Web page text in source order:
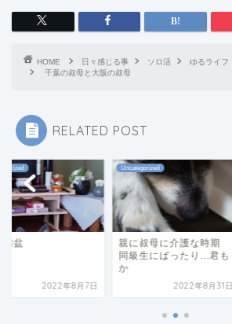
HOME 日々感じる事 ソロ活 ゆるライフ
千葉の叔母と大阪の叔母
RELATED POST
初盆
2022年8月7日
Uncategorized
親に叔母に介護な時期
同級生にばったり...君も
か
2022年8月31日